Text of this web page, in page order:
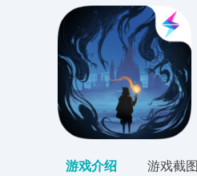
游戏介绍 游戏截图